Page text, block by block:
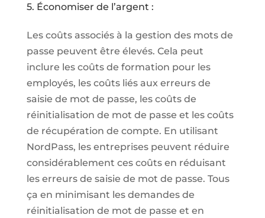
5. Économiser de l’argent :
Les coûts associés à la gestion des mots de
passe peuvent être élevés. Cela peut
inclure les coûts de formation pour les
employés, les coûts liés aux erreurs de
saisie de mot de passe, les coûts de
réinitialisation de mot de passe et les coûts
de récupération de compte. En utilisant
NordPass, les entreprises peuvent réduire
considérablement ces coûts en réduisant
les erreurs de saisie de mot de passe. Tous
ça en minimisant les demandes de
réinitialisation de mot de passe et en